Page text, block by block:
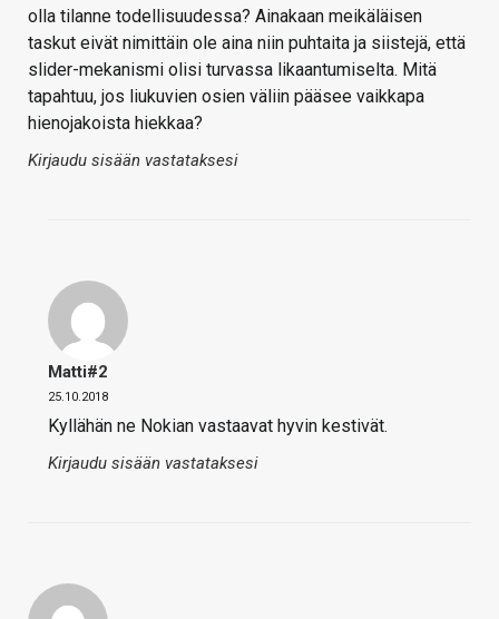
olla tilanne todellisuudessa? Ainakaan meikäläisen
taskut eivät nimittäin ole aina niin puhtaita ja siistejä, että
slider-mekanismi olisi turvassa likaantumiselta. Mitä
tapahtuu, jos liukuvien osien väliin pääsee vaikkapa
hienojakoista hiekkaa?
Kirjaudu sisään vastataksesi
Matti#2
25.10.2018
Kyllähän ne Nokian vastaavat hyvin kestivät.
Kirjaudu sisään vastataksesi